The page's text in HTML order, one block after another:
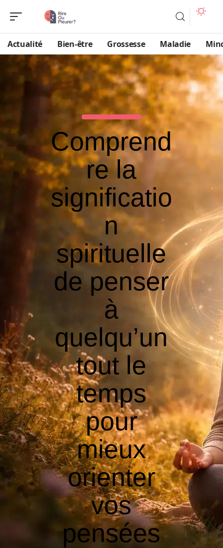
Actualité Bien-être Grossesse Maladie
Comprend
re la
significatio
n
spirituelle
de penser
à
quelqu’un
tout le
temps
pour
mieux
orienter
vos
pensées